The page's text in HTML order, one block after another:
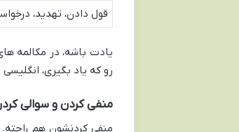
قول دادن، تهدید،
یادت باشه، در مکالمه
رو که یاد بگیری،
منفی کردن و سوالی
منفی کردنشون هم